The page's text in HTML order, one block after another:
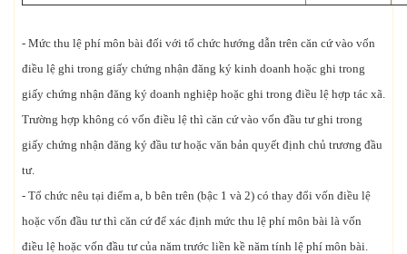
- Mức thu lệ phí môn bài đối với tổ chức hướng dẫn trên căn cứ vào vốn
điều lệ ghi trong giấy chứng nhận đăng ký kinh doanh hoặc ghi trong
giấy chứng nhận đăng ký doanh nghiệp hoặc ghi trong điều lệ hợp tác xã.
Trường hợp không có vốn điều lệ thì căn cứ vào vốn đầu tư ghi trong
giấy chứng nhận đăng ký đầu tư hoặc văn bản quyết định chủ trương đầu
tư.
- Tổ chức nêu tại điểm a, b bên trên (bậc 1 và 2) có thay đổi vốn điều lệ
hoặc vốn đầu tư thì căn cứ để xác định mức thu lệ phí môn bài là vốn
điều lệ hoặc vốn đầu tư của năm trước liền kề năm tính lệ phí môn bài.